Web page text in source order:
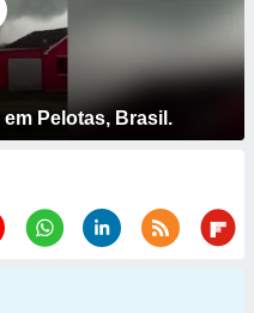
Pelotas, Brasil.